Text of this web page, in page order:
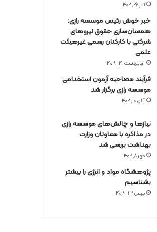
تیر ۲۶, ۱۴۰۲
خبر خوش رئیس موسسه رازی:
همسان‌سازی حقوق نیروهای
شرکتی با کارکنان رسمی غیرهیئت
علمی
اردیبهشت ۱۹, ۱۴۰۳
فرآیند مصاحبه آزمون استخدامی
موسسه رازی برگزار شد
آبان ۱۰, ۱۴۰۲
نیازها و چالش‌های موسسه رازی
در مذاکره با معاونان وزارت
بهداشت بررسی شد
مهر ۸, ۱۴۰۲
پژوهشگاه مواد و انرژی را بیشتر
بشناسیم
بهمن ۲۲, ۱۴۰۳